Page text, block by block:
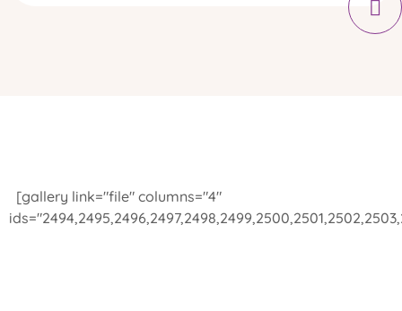
[gallery link="file" columns="4"